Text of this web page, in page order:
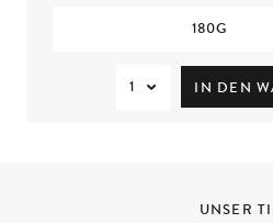
180G
1 8 IN DEN
UNSER